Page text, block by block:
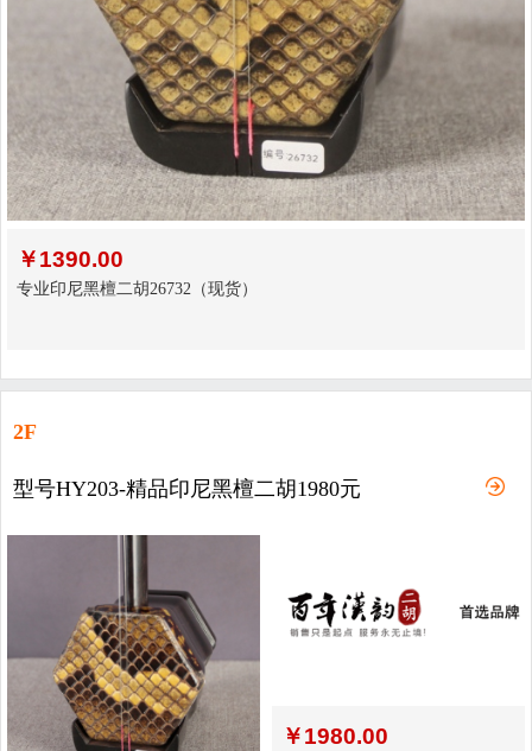
￥1390.00
专业印尼黑檀二胡26732（现货）
2F
型号HY203-精品印尼黑檀二胡1980元
￥1980.00